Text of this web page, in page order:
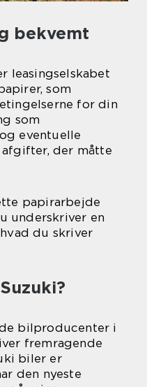
bekvemt
leasingselskabet
som
for din
som
eventuelle
der måtte
papirarbejde
underskriver en
du skriver
bilproducenter i
fremragende
biler er
den nyeste